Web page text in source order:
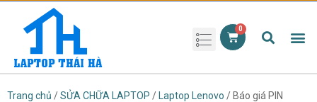
Trang chủ /SỬA CHỮA LAPTOP / Laptop Lenovo / Báo giá PIN